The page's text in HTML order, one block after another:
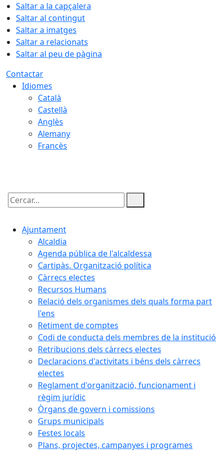
Saltar a la capçalera
Saltar al contingut
Saltar a imatges
Saltar a relacionats
Saltar al peu de pàgina
Contactar
Idiomes
Català
Castellà
Anglès
Alemany
Francès
Cercar:
Ajuntament
Alcaldia
Agenda pública de l'alcaldessa
Cartipàs. Organització política
Càrrecs electes
Recursos Humans
Relació dels organismes dels quals forma part
l'ens
Retiment de comptes
Codi de conducta dels membres de la institució
Retribucions dels càrrecs electes
Declaracions d'activitats i béns dels càrrecs
electes
Reglament d'organització, funcionament i
règim jurídic
Òrgans de govern i comissions
Grups municipals
Festes locals
Plans, projectes, campanyes i programes